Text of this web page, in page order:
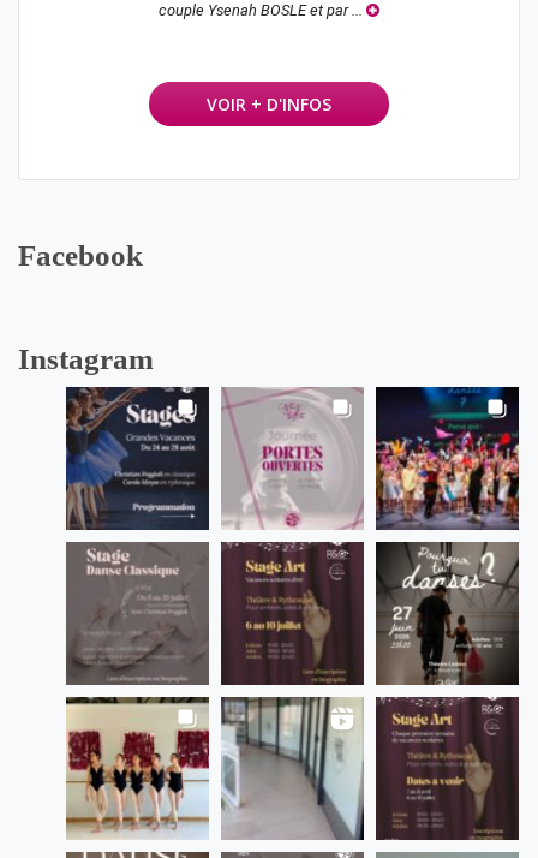
couple Ysenah BOSLE et par ...
VOIR + D'INFOS
Facebook
Instagram